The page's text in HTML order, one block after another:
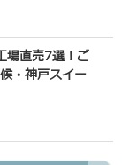
場直売7選！ご
・神戸スイー